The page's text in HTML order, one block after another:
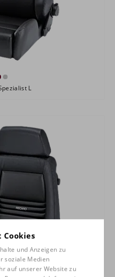
Cookies
und Anzeigen zu
soziale Medien
auf unserer Website zu
L